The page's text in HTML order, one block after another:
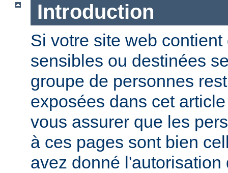
Introduction
Si votre site web
sensibles ou destinées
groupe de personnes
exposées dans cet
vous assurer que les
à ces pages sont bien
avez donné l'autorisation